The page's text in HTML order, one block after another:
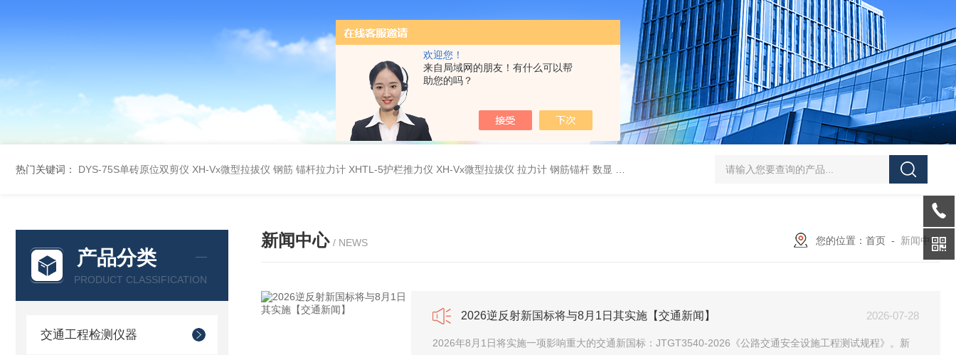
欢迎您！
来自局域网的朋友！有什么可以帮
助您的吗？
热门关键词： DYS-75S单砖原位双剪仪 XH-Vx微型拉拔仪 钢筋 锚杆拉力计 XHTL-5护栏推力仪 XH-Vx微型拉拔仪 拉力计 钢筋锚杆 数显 QCJ-50/100型漆膜落锤冲击测试仪交通U型板 ZTT-970C通信管道静摩擦系
产品分类
PRODUCT CLASSIFICATION
交通工程检测仪器
新闻中心 / NEWS 您的位置： 首页 - 新闻中心
2026逆反射新国标将与8月1日其实施【交通新闻】 2026-07-28
2026年8月1日将实施一项影响重大的交通新国标：JTGT3540-2026《公路交通安全设施工程测试规程》。新